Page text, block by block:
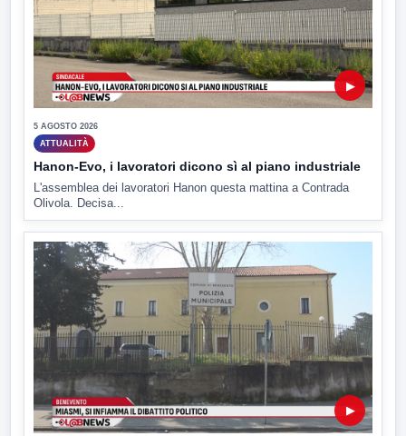
▶
5 AGOSTO 2026
ATTUALITÀ
Hanon-Evo, i lavoratori dicono sì al piano industriale
L'assemblea dei lavoratori Hanon questa mattina a Contrada
Olivola. Decisa...
▶